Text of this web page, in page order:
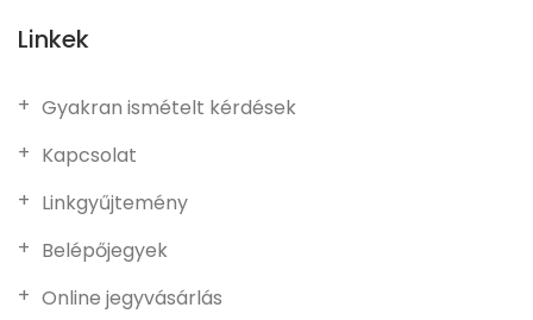
Linkek
Gyakran ismételt kérdések
Kapcsolat
Linkgyűjtemény
Belépőjegyek
Online jegyvásárlás